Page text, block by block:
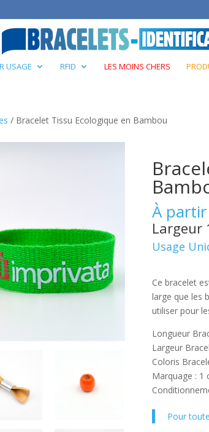
USAGE RFID LES MOINS CHERS
/ Bracelet Tissu Ecologique en Bambou
À partir
Largeur
Usage
Ce bracelet
large que les
utiliser pour
Longueur
Largeur
Coloris
Marquage : 1
Pour